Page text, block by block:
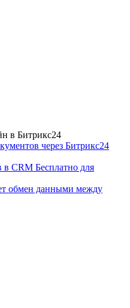
в Битрикс24
через Битрикс24
в CRM Бесплатно для
обмен данными между